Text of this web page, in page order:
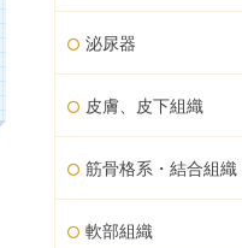
泌尿器
皮膚、皮下組織
筋骨格系・結合組織
軟部組織